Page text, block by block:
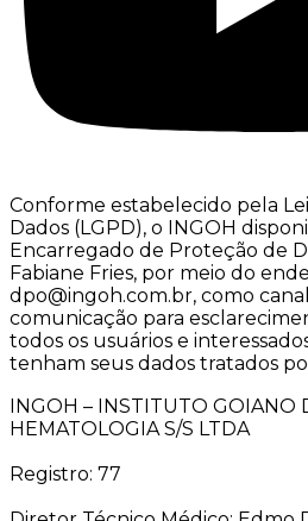
Conforme estabelecido pela
Dados (LGPD), o INGOH
Encarregado de Proteção de
Fabiane Fries, por meio do
dpo@ingoh.com.br, como
comunicação para
todos os usuários e
tenham seus dados tratados
INGOH – INSTITUTO GOIANO
HEMATOLOGIA S/S LTDA
Registro: 77